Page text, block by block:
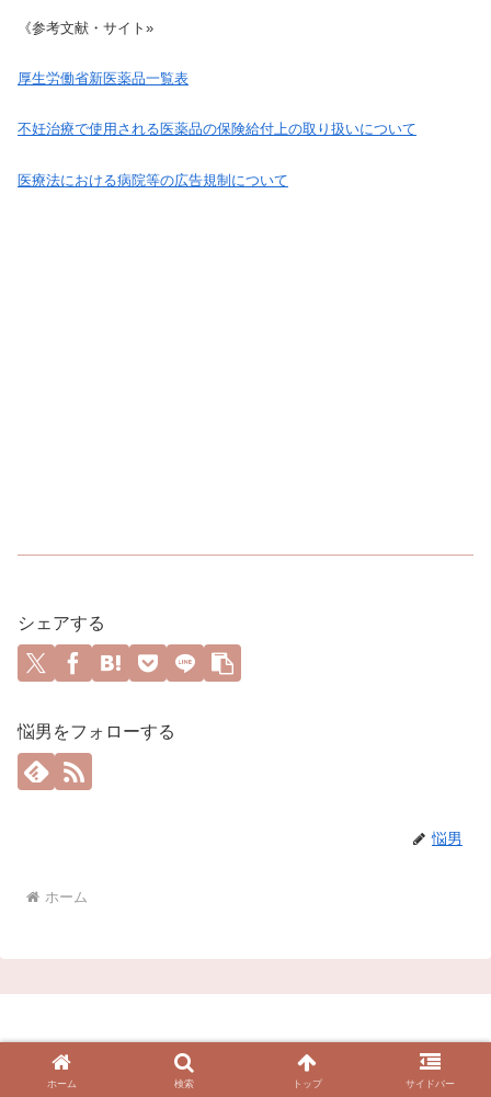
《参考文献・サイト»
厚生労働省新医薬品一覧表
不妊治療で使用される医薬品の保険給付上の取り扱いについて
医療法における病院等の広告規制について
シェアする
悩男をフォローする
悩男
ホーム
プライバシーポリシー
© 2024 ED治療できるおススメクリニック10選.
ホーム 検索 トップ サイドバー